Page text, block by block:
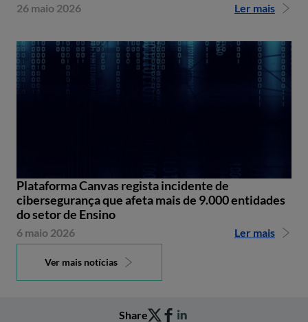
26 maio 2026 Ler mais
Plataforma Canvas regista incidente de
cibersegurança que afeta mais de 9.000 entidades
do setor de Ensino
6 maio 2026 Ler mais
Ver mais notícias
Share